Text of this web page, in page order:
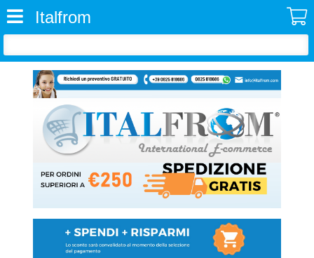
Italfrom